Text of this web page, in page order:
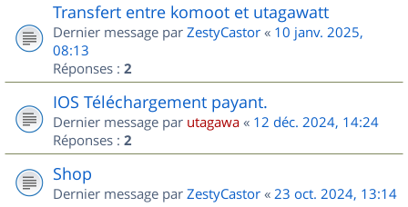
Transfert entre komoot et utagawatt
Dernier message par ZestyCastor « 10 janv. 2025,
08:13
Réponses : 2
IOS Téléchargement payant.
Dernier message par utagawa « 12 déc. 2024, 14:24
Réponses : 2
Shop
Dernier message par ZestyCastor « 23 oct. 2024, 13:14